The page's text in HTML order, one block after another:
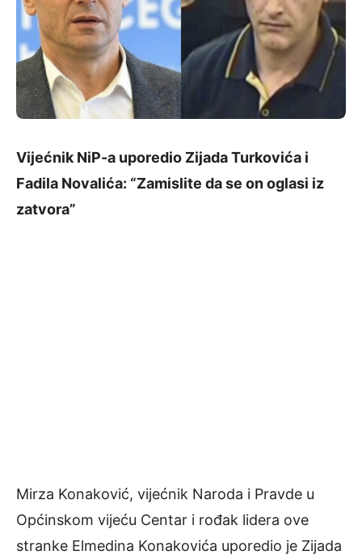
Vijećnik NiP-a uporedio Zijada Turkovića i
Fadila Novalića: “Zamislite da se on oglasi iz
zatvora”
Mirza Konaković, vijećnik Naroda i Pravde u
Općinskom vijeću Centar i rođak lidera ove
stranke Elmedina Konakovića uporedio je Zijada